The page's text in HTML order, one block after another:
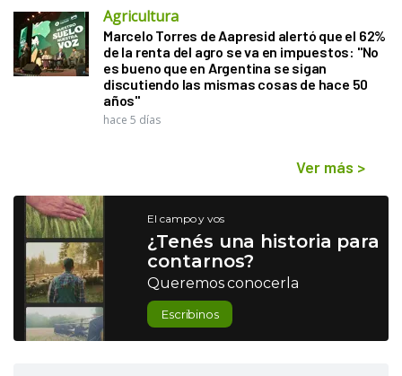
Agricultura
Marcelo Torres de Aapresid alertó que el 62%
de la renta del agro se va en impuestos: "No
es bueno que en Argentina se sigan
discutiendo las mismas cosas de hace 50
años"
hace 5 días
Ver más >
El campo y vos
¿Tenés una historia para
contarnos?
Queremos conocerla
Escribinos